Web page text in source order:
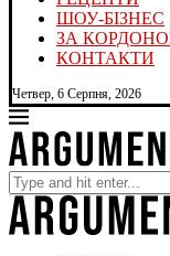
ШОУ-БІЗНЕС
ЗА
КОНТАКТИ
Четвер, 6 Серпня, 2026